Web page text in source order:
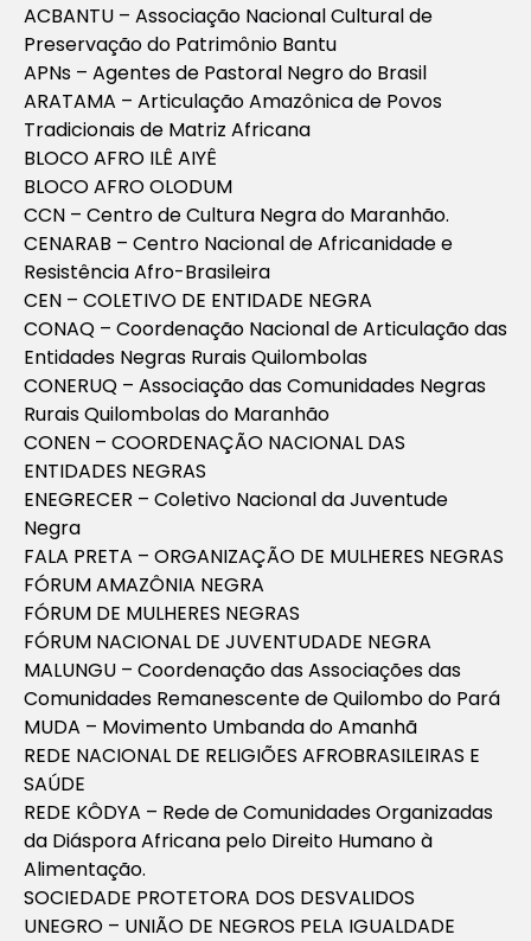
ACBANTU – Associação Nacional Cultural de
Preservação do Patrimônio Bantu
APNs – Agentes de Pastoral Negro do Brasil
ARATAMA – Articulação Amazônica de Povos
Tradicionais de Matriz Africana
BLOCO AFRO ILÊ AIYÊ
BLOCO AFRO OLODUM
CCN – Centro de Cultura Negra do Maranhão.
CENARAB – Centro Nacional de Africanidade e
Resistência Afro-Brasileira
CEN – COLETIVO DE ENTIDADE NEGRA
CONAQ – Coordenação Nacional de Articulação das
Entidades Negras Rurais Quilombolas
CONERUQ – Associação das Comunidades Negras
Rurais Quilombolas do Maranhão
CONEN – COORDENAÇÃO NACIONAL DAS
ENTIDADES NEGRAS
ENEGRECER – Coletivo Nacional da Juventude
Negra
FALA PRETA – ORGANIZAÇÃO DE MULHERES NEGRAS
FÓRUM AMAZÔNIA NEGRA
FÓRUM DE MULHERES NEGRAS
FÓRUM NACIONAL DE JUVENTUDADE NEGRA
MALUNGU – Coordenação das Associações das
Comunidades Remanescente de Quilombo do Pará
MUDA – Movimento Umbanda do Amanhã
REDE NACIONAL DE RELIGIÕES AFROBRASILEIRAS E
SAÚDE
REDE KÔDYA – Rede de Comunidades Organizadas
da Diáspora Africana pelo Direito Humano à
Alimentação.
SOCIEDADE PROTETORA DOS DESVALIDOS
UNEGRO – UNIÃO DE NEGROS PELA IGUALDADE